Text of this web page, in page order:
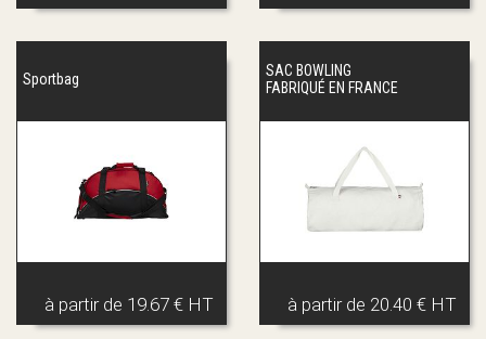
Sportbag
à partir de 19.67 € HT
SAC BOWLING
FABRIQUÉ EN FRANCE
à partir de 20.40 € HT